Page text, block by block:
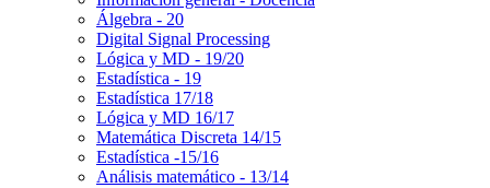
Álgebra - 20
Digital Signal Processing
Lógica y MD - 19/20
Estadística - 19
Estadística 17/18
Lógica y MD 16/17
Matemática Discreta 14/15
Estadística -15/16
Análisis matemático - 13/14